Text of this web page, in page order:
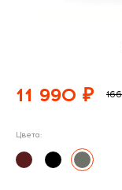
11 990 ₽
Цвета: